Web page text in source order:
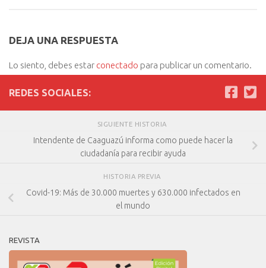
DEJA UNA RESPUESTA
Lo siento, debes estar conectado para publicar un comentario.
REDES SOCIALES:
SIGUIENTE HISTORIA
Intendente de Caaguazú informa como puede hacer la
ciudadanía para recibir ayuda
HISTORIA PREVIA
Covid-19: Más de 30.000 muertes y 630.000 infectados en
el mundo
REVISTA